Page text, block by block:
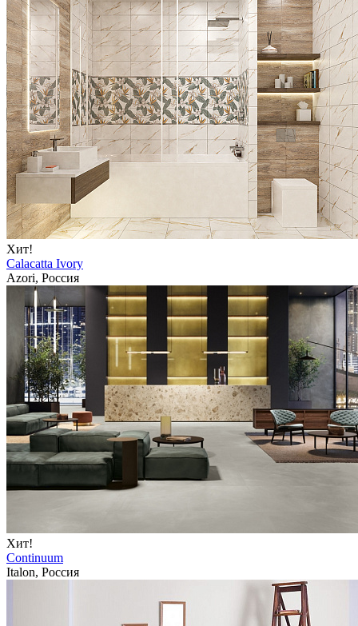
Хит!
Calacatta Ivory
Azori, Россия
Хит!
Continuum
Italon, Россия